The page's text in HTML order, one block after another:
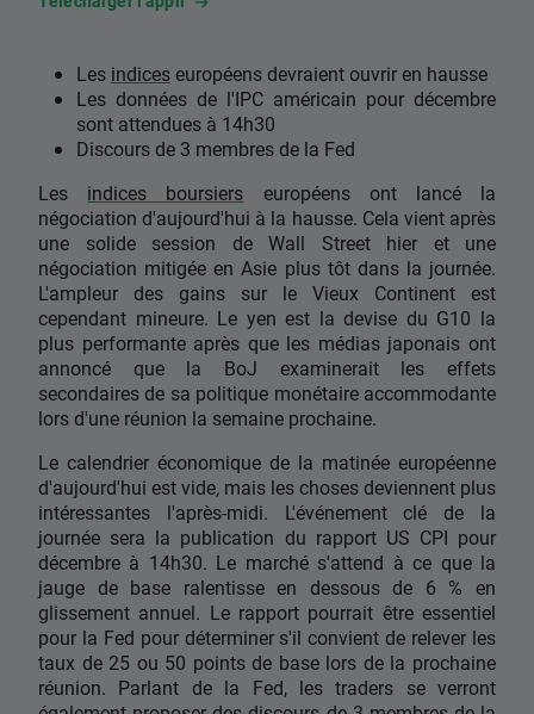
Les indiceseuropéens devraient ouvrir en hausse
Les données de l'IPC américain pour décembre
sont attendues à 14h30
Discours de 3 membres de la Fed
Les indices boursiers européens ont lancé la
négociation d'aujourd'hui à la hausse. Cela vient après
une solide session de Wall Street hier et une
négociation mitigée en Asie plus tôt dans la journée.
L'ampleur des gains sur le Vieux Continent est
cependant mineure. Le yen est la devise du G10 la
plus performante après que les médias japonais ont
annoncé que la BoJ examinerait les effets
secondaires de sa politique monétaire accommodante
lors d'une réunion la semaine prochaine.
Le calendrier économique de la matinée européenne
d'aujourd'hui est vide, mais les choses deviennent plus
intéressantes l'après-midi. L'événement clé de la
journée sera la publication du rapport US CPI pour
décembre à 14h30. Le marché s'attend à ce que la
jauge de base ralentisse en dessous de 6 % en
glissement annuel. Le rapport pourrait être essentiel
pour la Fed pour déterminer s'il convient de relever les
taux de 25 ou 50 points de base lors de la prochaine
réunion. Parlant de la Fed, les traders se verront